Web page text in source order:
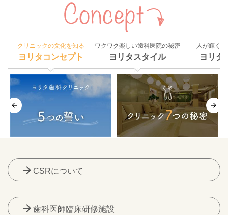
クリニックの文化を知る
ヨリタコンセプト
ワクワク楽しい歯科医院の秘密
ヨリタスタイル
人が輝く
ヨリタ
arrow_forward CSRについて
arrow_forward 歯科医師臨床研修施設